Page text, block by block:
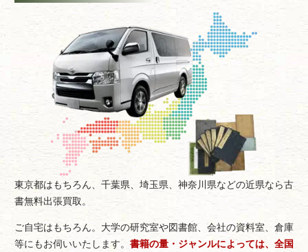
東京都はもちろん、千葉県、埼玉県、神奈川県などの近県なら古
書無料出張買取。
ご自宅はもちろん。大学の研究室や図書館、会社の資料室、倉庫
等にもお伺いいたします。 書籍の量・ジャンルによっては、全国